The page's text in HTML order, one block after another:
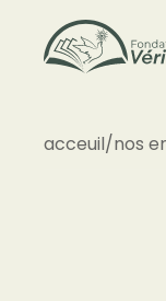
acceuil/nos